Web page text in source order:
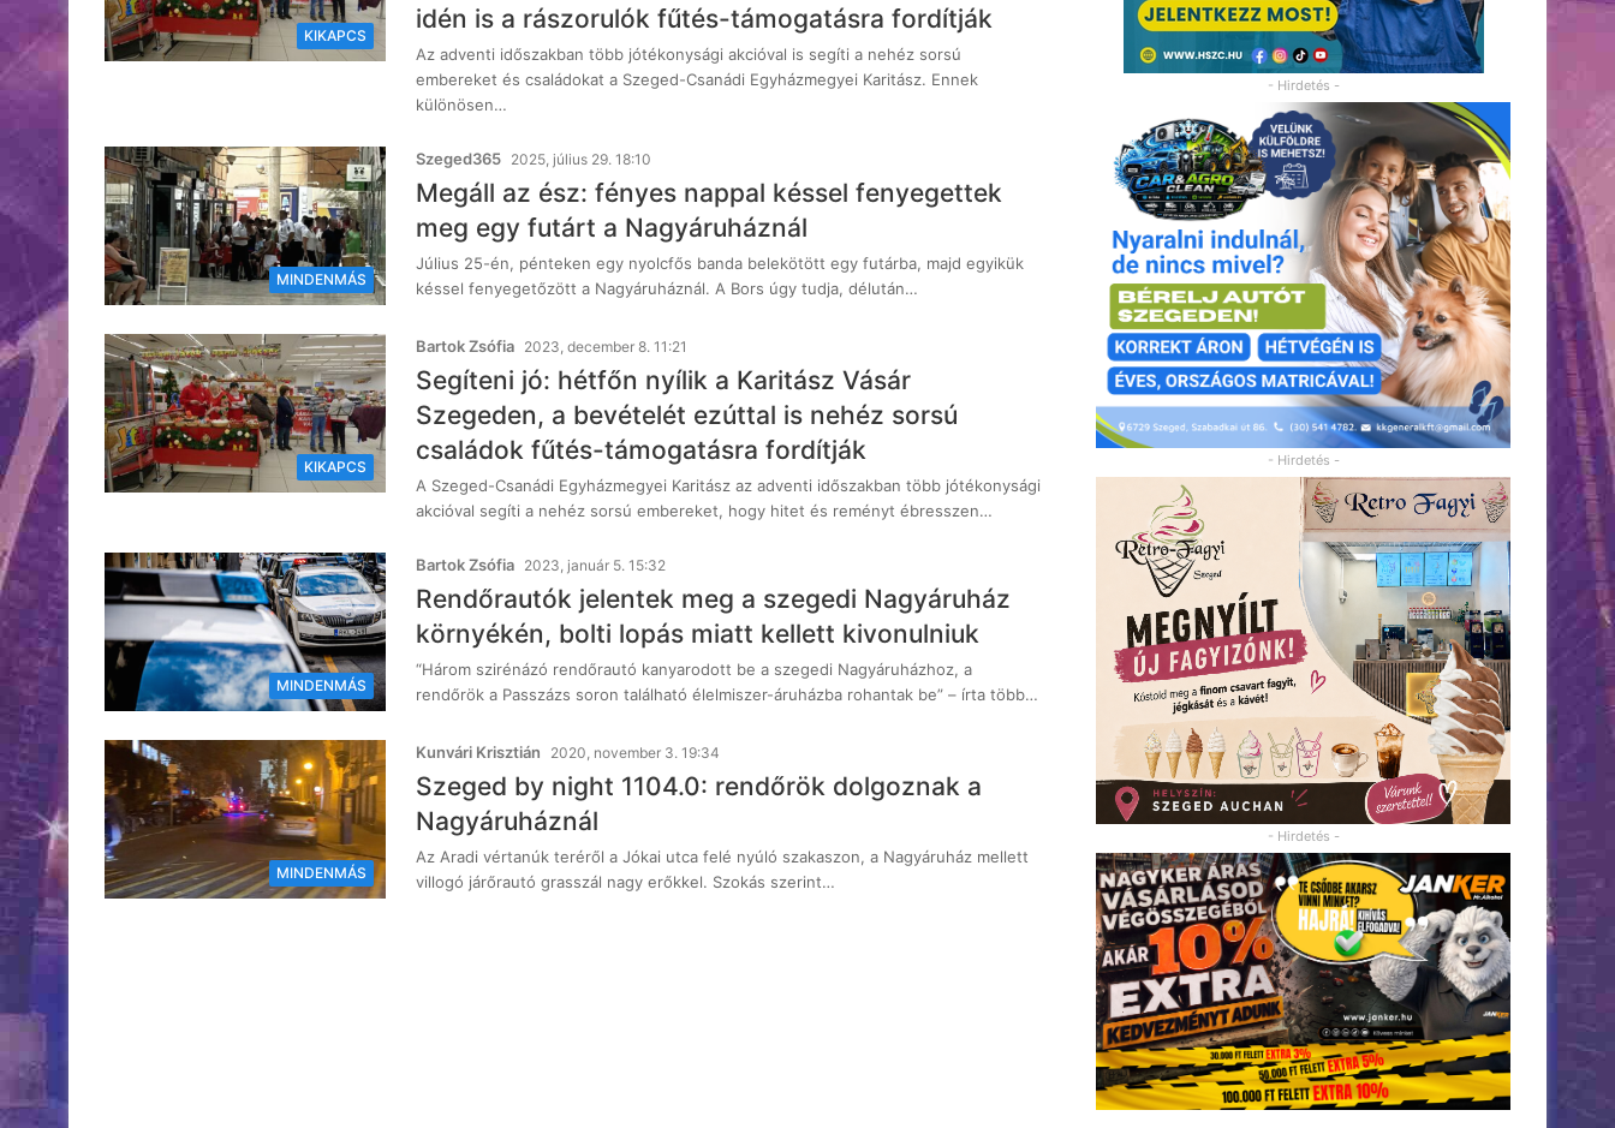
KIKAPCS
idén is a rászorulók fűtés-támogatásra fordítják
Az adventi időszakban több jótékonysági akcióval is segíti a nehéz sorsú
embereket és családokat a Szeged-Csanádi Egyházmegyei Karitász. Ennek
különösen…
MINDENMÁS
Szeged365 2025, július 29. 18:10
Megáll az ész: fényes nappal késsel fenyegettek
meg egy futárt a Nagyáruháznál
Július 25-én, pénteken egy nyolcfős banda belekötött egy futárba, majd egyikük
késsel fenyegetőzött a Nagyáruháznál. A Bors úgy tudja, délután…
KIKAPCS
Bartok Zsófia 2023, december 8. 11:21
Segíteni jó: hétfőn nyílik a Karitász Vásár
Szegeden, a bevételét ezúttal is nehéz sorsú
családok fűtés-támogatásra fordítják
A Szeged-Csanádi Egyházmegyei Karitász az adventi időszakban több jótékonysági
akcióval segíti a nehéz sorsú embereket, hogy hitet és reményt ébresszen…
MINDENMÁS
Bartok Zsófia 2023, január 5. 15:32
Rendőrautók jelentek meg a szegedi Nagyáruház
környékén, bolti lopás miatt kellett kivonulniuk
“Három szirénázó rendőrautó kanyarodott be a szegedi Nagyáruházhoz, a
rendőrök a Passzázs soron található élelmiszer-áruházba rohantak be” – írta több…
MINDENMÁS
Kunvári Krisztián 2020, november 3. 19:34
Szeged by night 1104.0: rendőrök dolgoznak a
Nagyáruháznál
Az Aradi vértanúk teréről a Jókai utca felé nyúló szakaszon, a Nagyáruház mellett
villogó járőrautó grasszál nagy erőkkel. Szokás szerint…
- Hirdetés -
- Hirdetés -
- Hirdetés -